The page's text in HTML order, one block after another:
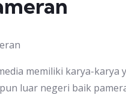
memiliki karya-karya
luar negeri baik